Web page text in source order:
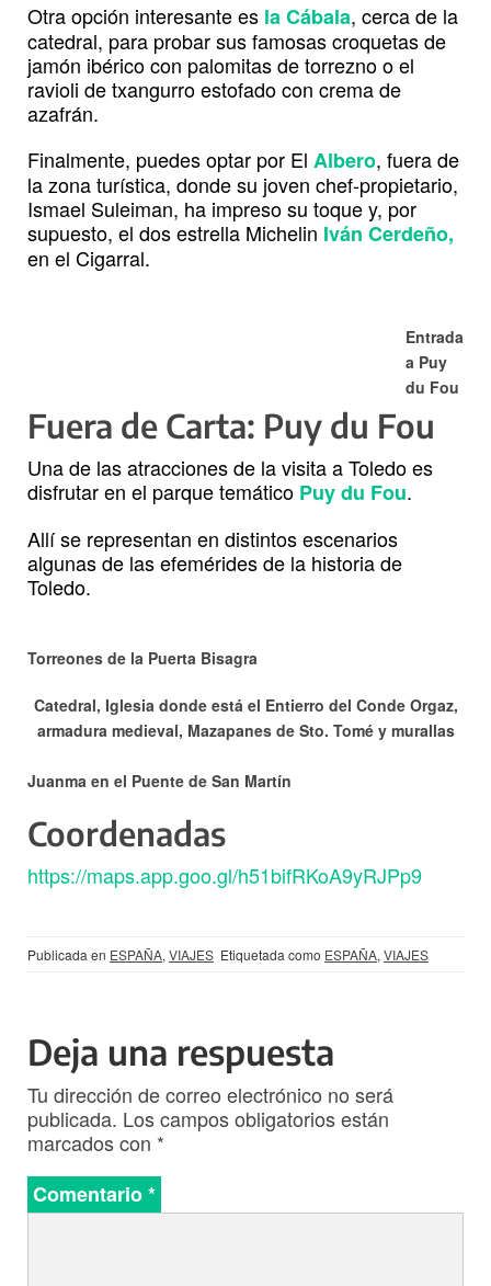
Otra opción interesante es la Cábala, cerca de la
catedral, para probar sus famosas croquetas de
jamón ibérico con palomitas de torrezno o el
ravioli de txangurro estofado con crema de
azafrán.
Finalmente, puedes optar por El Albero, fuera de
la zona turística, donde su joven chef-propietario,
Ismael Suleiman, ha impreso su toque y, por
supuesto, el dos estrella Michelin Iván Cerdeño,
en el Cigarral.
Entrada
a Puy
du Fou
Fuera de Carta: Puy du Fou
Una de las atracciones de la visita a Toledo es
disfrutar en el parque temático Puy du Fou.
Allí se representan en distintos escenarios
algunas de las efemérides de la historia de
Toledo.
Torreones de la Puerta Bisagra
Catedral, Iglesia donde está el Entierro del Conde Orgaz,
armadura medieval, Mazapanes de Sto. Tomé y murallas
Juanma en el Puente de San Martín
Coordenadas
https://maps.app.goo.gl/h51bifRKoA9yRJPp9
Publicada en ESPAÑA, VIAJES Etiquetada como ESPAÑA, VIAJES
Deja una respuesta
Tu dirección de correo electrónico no será
publicada. Los campos obligatorios están
marcados con *
Comentario*